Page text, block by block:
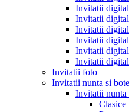
Invitatii
Invitatii
Invitatii
Invitatii
Invitatii
Invitatii
Invitatii foto
Invitatii nunta si
Invitatii nunta
Clasice